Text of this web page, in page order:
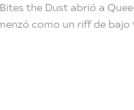
the Dust abrió a
como un riff de